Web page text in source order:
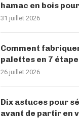
hamac en bois
31 juillet 2026
Comment
palettes en 7
26 juillet 2026
Dix astuces pour
avant de partir en